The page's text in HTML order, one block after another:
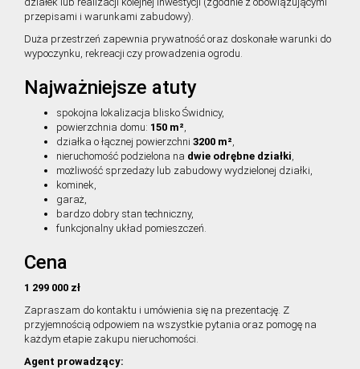
przepisami i warunkami zabudowy).
Duża przestrzeń zapewnia prywatność oraz doskonałe warunki do
wypoczynku, rekreacji czy prowadzenia ogrodu.
Najważniejsze atuty
spokojna lokalizacja blisko Świdnicy,
powierzchnia domu: 150 m²,
działka o łącznej powierzchni 3200 m²,
nieruchomość podzielona na dwie odrębne działki,
możliwość sprzedaży lub zabudowy wydzielonej działki,
kominek,
garaż,
bardzo dobry stan techniczny,
funkcjonalny układ pomieszczeń.
Cena
1 299 000 zł
Zapraszam do kontaktu i umówienia się na prezentację. Z
przyjemnością odpowiem na wszystkie pytania oraz pomogę na
każdym etapie zakupu nieruchomości.
Agent prowadzący: